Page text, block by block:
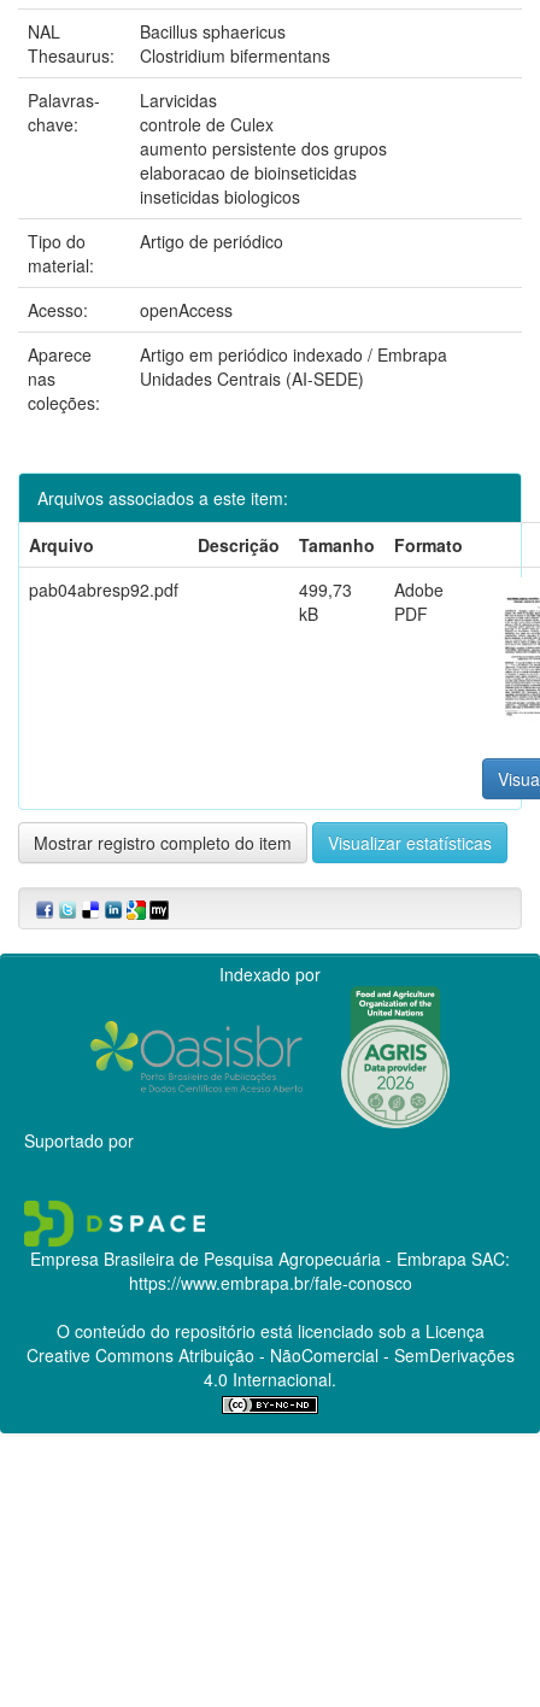
NAL
Thesaurus:
Bacillus sphaericus
Clostridium bifermentans
Palavras-
chave:
Larvicidas
controle de Culex
aumento persistente dos grupos
elaboracao de bioinseticidas
inseticidas biologicos
Tipo do
material:
Artigo de periódico
Acesso:
openAccess
Aparece
nas
coleções:
Artigo em periódico indexado / Embrapa
Unidades Centrais (AI-SEDE)
Arquivos associados a este item:
Arquivo
Descrição Tamanho
Formato
pab04abresp92.pdf
499,73
kB
Adobe
PDF
Mostrar registro completo do item Visualizar estatísticas
Indexado por
Suportado por
Empresa Brasileira de Pesquisa Agropecuária - Embrapa SAC:
https://www.embrapa.br/fale-conosco
O conteúdo do repositório está licenciado sob a Licença
Creative CommonsAtribuição - NãoComercial - SemDerivações
4.0 Internacional.